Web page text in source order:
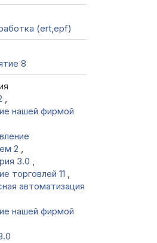
(ert,epf)
8
,
нашей фирмой
2 ,
3.0 ,
торговлей 11 ,
автоматизация
нашей фирмой